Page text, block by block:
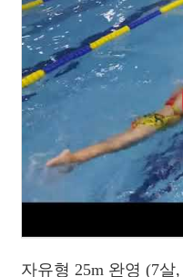
자유형 25m 완영 (7살